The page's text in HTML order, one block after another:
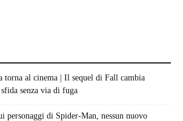
torna al cinema | Il sequel di Fall cambia
senza via di fuga
personaggi di Spider-Man, nessun nuovo